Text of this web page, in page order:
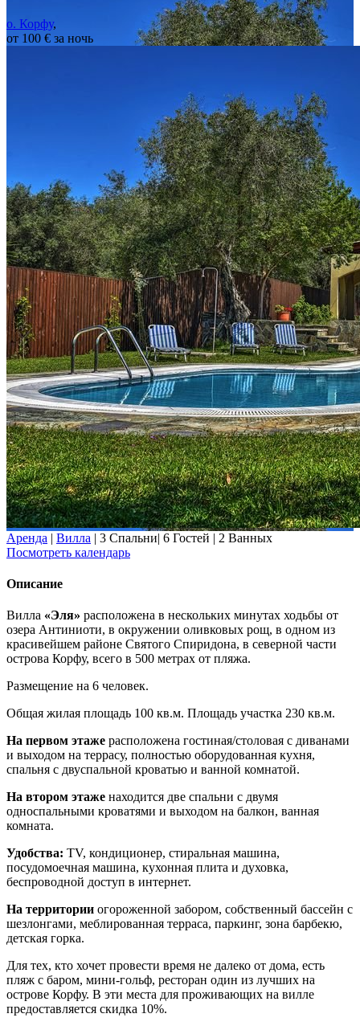
о. Корфу,
от 100 € за ночь
Аренда | Вилла | 3 Спальни| 6 Гостей | 2 Ванных
Посмотреть календарь
Описание
Вилла «Эля» расположена в нескольких минутах ходьбы от
озера Антиниоти, в окружении оливковых рощ, в одном из
красивейшем районе Святого Спиридона, в северной части
острова Корфу, всего в 500 метрах от пляжа.
Размещение на 6 человек.
Общая жилая площадь 100 кв.м. Площадь участка 230 кв.м.
На первом этаже расположена гостиная/столовая с диванами
и выходом на террасу, полностью оборудованная кухня,
спальня с двуспальной кроватью и ванной комнатой.
На втором этаже находится две спальни с двумя
односпальными кроватями и выходом на балкон, ванная
комната.
Удобства: TV, кондиционер, стиральная машина,
посудомоечная машина, кухонная плита и духовка,
беспроводной доступ в интернет.
На территории огороженной забором, собственный бассейн с
шезлонгами, меблированная терраса, паркинг, зона барбекю,
детская горка.
Для тех, кто хочет провести время не далеко от дома, есть
пляж с баром, мини-гольф, ресторан один из лучших на
острове Корфу. В эти места для проживающих на вилле
предоставляется скидка 10%.